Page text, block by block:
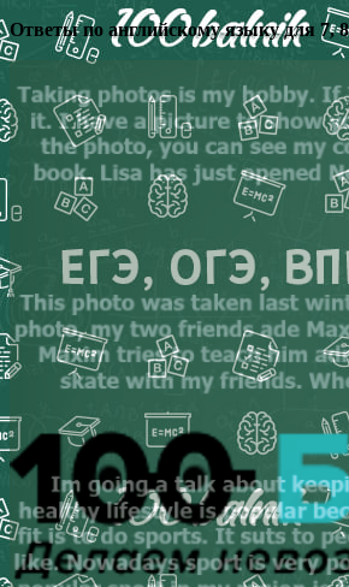
Ответы по английскому языку для 7,